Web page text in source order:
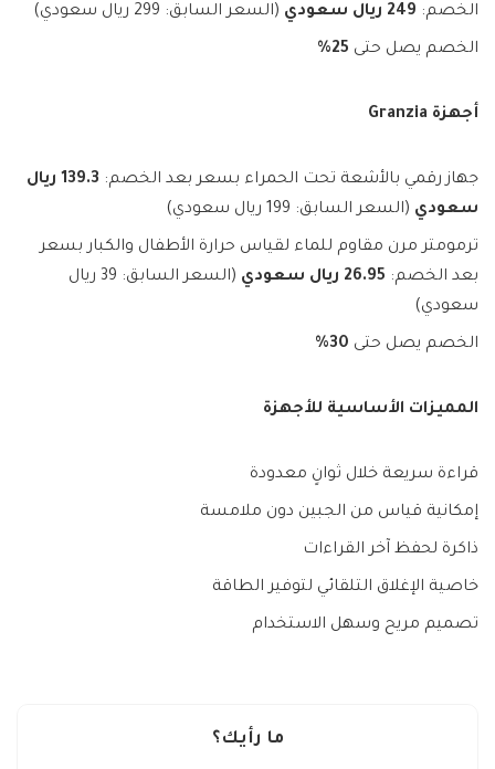
الخصم: 249 ريال سعودي (السعر السابق: 299 ريال سعودي)
الخصم يصل حتى 25%
أجهزة Granzia
جهاز رقمي بالأشعة تحت الحمراء بسعر بعد الخصم:
139.3 ريال
سعودي (السعر السابق: 199 ريال سعودي)
ترمومتر مرن مقاوم للماء لقياس حرارة الأطفال والكبار بسعر
بعد الخصم: 26.95 ريال سعودي
(السعر السابق: 39 ريال
سعودي)
الخصم يصل حتى 30%
المميزات الأساسية للأجهزة
قراءة سريعة خلال ثوانٍ معدودة
إمكانية قياس من الجبين دون ملامسة
ذاكرة لحفظ آخر القراءات
خاصية الإغلاق التلقائي لتوفير الطاقة
تصميم مريح وسهل الاستخدام
ما رأيك؟